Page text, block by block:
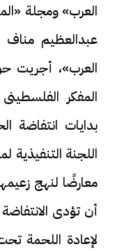
العرب» ومجلة
عبدالعظيم
العرب»، أجريت
المفكر
بدايات انتفاضة
اللجنة التنفيذية
معارضًا لنهج
أن تؤدى
لإعادة اللحمة